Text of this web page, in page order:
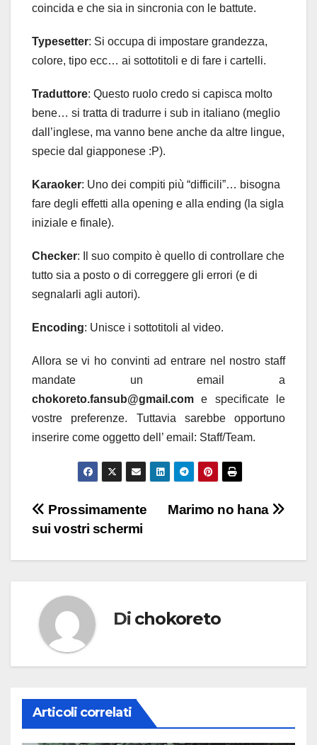
coincida e che sia in sincronia con le battute.
Typesetter: Si occupa di impostare grandezza,
colore, tipo ecc… ai sottotitoli e di fare i cartelli.
Traduttore: Questo ruolo credo si capisca molto
bene… si tratta di tradurre i sub in italiano (meglio
dall’inglese, ma vanno bene anche da altre lingue,
specie dal giapponese :P).
Karaoker: Uno dei compiti più “difficili”… bisogna
fare degli effetti alla opening e alla ending (la sigla
iniziale e finale).
Checker: Il suo compito è quello di controllare che
tutto sia a posto o di correggere gli errori (e di
segnalarli agli autori).
Encoding: Unisce i sottotitoli al video.
Allora se vi ho convinti ad entrare nel nostro staff
mandate un email a
chokoreto.fansub@gmail.com e specificate le
vostre preferenze. Tuttavia sarebbe opportuno
inserire come oggetto dell’ email: Staff/Team.
Navigazione
Marimo no hana
Prossimamente
sui vostri schermi
Di chokoreto
Articoli correlati